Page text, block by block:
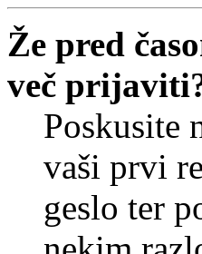
Že pred
več
Poskusite
vaši prvi
geslo ter